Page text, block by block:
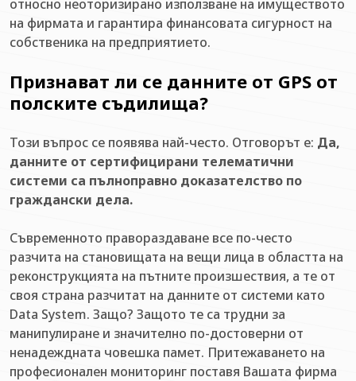
относно неоторизирано използване на имуществото
на фирмата и гарантира финансовата сигурност на
собственика на предприятието.
Признават ли се данните от GPS от
полските съдилища?
Този въпрос се появява най-често. Отговорът е: Да,
данните от сертифицирани телематични
системи са пълноправно доказателство по
граждански дела.
Съвременното правораздаване все по-често
разчита на становищата на вещи лица в областта на
реконструкцията на пътните произшествия, а те от
своя страна разчитат на данните от системи като
Data System. Защо? Защото те са трудни за
манипулиране и значително по-достоверни от
ненадеждната човешка памет. Притежаването на
професионален мониторинг поставя Вашата фирма